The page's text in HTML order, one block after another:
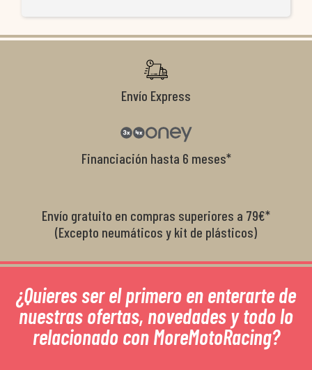
Envío Express
Financiación hasta 6 meses*
Envío gratuito en compras superiores a 79€*
(Excepto neumáticos y kit de plásticos)
¿Quieres ser el primero en enterarte de
nuestras ofertas, novedades y todo lo
relacionado con MoreMotoRacing?